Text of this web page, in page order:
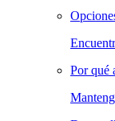
Por qué